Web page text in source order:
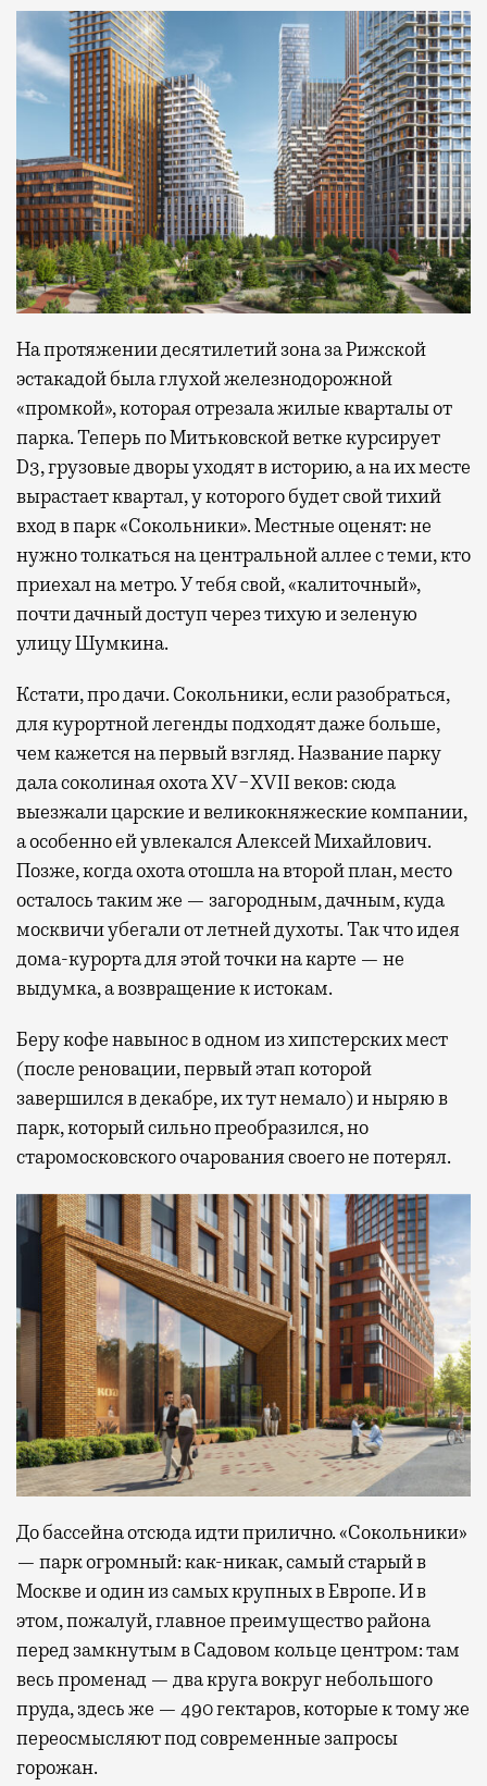
На протяжении десятилетий зона за Рижской
эстакадой была глухой железнодорожной
«промкой», которая отрезала жилые кварталы от
парка. Теперь по Митьковской ветке курсирует
D3, грузовые дворы уходят в историю, а на их месте
вырастает квартал, у которого будет свой тихий
вход в парк «Сокольники». Местные оценят: не
нужно толкаться на центральной аллее с теми, кто
приехал на метро. У тебя свой, «калиточный»,
почти дачный доступ через тихую и зеленую
улицу Шумкина.
Кстати, про дачи. Сокольники, если разобраться,
для курортной легенды подходят даже больше,
чем кажется на первый взгляд. Название парку
дала соколиная охота XV−XVII веков: сюда
выезжали царские и великокняжеские компании,
а особенно ей увлекался Алексей Михайлович.
Позже, когда охота отошла на второй план, место
осталось таким же — загородным, дачным, куда
москвичи убегали от летней духоты. Так что идея
дома-курорта для этой точки на карте — не
выдумка, а возвращение к истокам.
Беру кофе навынос в одном из хипстерских мест
(после реновации, первый этап которой
завершился в декабре, их тут немало) и ныряю в
парк, который сильно преобразился, но
старомосковского очарования своего не потерял.
До бассейна отсюда идти прилично. «Сокольники»
— парк огромный: как-никак, самый старый в
Москве и один из самых крупных в Европе. И в
этом, пожалуй, главное преимущество района
перед замкнутым в Садовом кольце центром: там
весь променад — два круга вокруг небольшого
пруда, здесь же — 490 гектаров, которые к тому же
переосмысляют под современные запросы
горожан.